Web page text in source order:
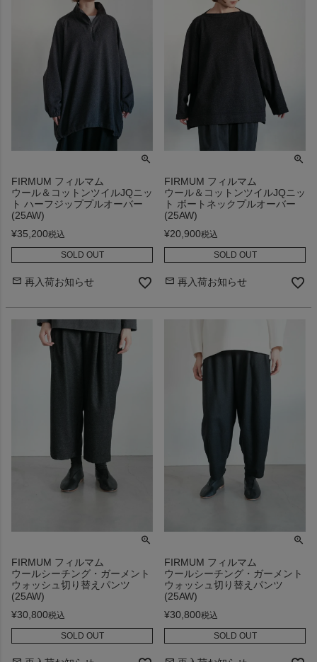
FIRMUM フィルマム
ウール＆コットンツイルJQニッ
ト ハーフジッププルオーバー
(25AW)
¥35,200税込
SOLD OUT
再入荷お知らせ
FIRMUM フィルマム
ウール＆コットンツイルJQニッ
ト ボートネックプルオーバー
(25AW)
¥20,900税込
SOLD OUT
再入荷お知らせ
FIRMUM フィルマム
ウールシーチング・ガーメント
ウォッシュ切り替えパンツ
(25AW)
¥30,800税込
SOLD OUT
FIRMUM フィルマム
ウールシーチング・ガーメント
ウォッシュ切り替えパンツ
(25AW)
¥30,800税込
SOLD OUT